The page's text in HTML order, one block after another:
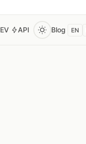
EV API Blog EN